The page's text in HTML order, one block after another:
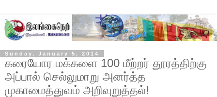
Sunday, January 5, 2014
கரையோர மக்களை 100 மீற்றர் தூரத்திற்கு
அப்பால் செல்லுமாறு அனர்த்த
முகாமைத்துவம் அறிவுறுத்தல்!